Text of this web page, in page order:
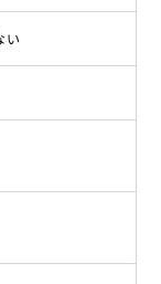
い